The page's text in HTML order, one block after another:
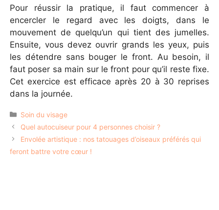
Pour réussir la pratique, il faut commencer à
encercler le regard avec les doigts, dans le
mouvement de quelqu’un qui tient des jumelles.
Ensuite, vous devez ouvrir grands les yeux, puis
les détendre sans bouger le front. Au besoin, il
faut poser sa main sur le front pour qu’il reste fixe.
Cet exercice est efficace après 20 à 30 reprises
dans la journée.
Catégories
Soin du visage
Quel autocuiseur pour 4 personnes choisir ?
Envolée artistique : nos tatouages d’oiseaux préférés qui
feront battre votre cœur !